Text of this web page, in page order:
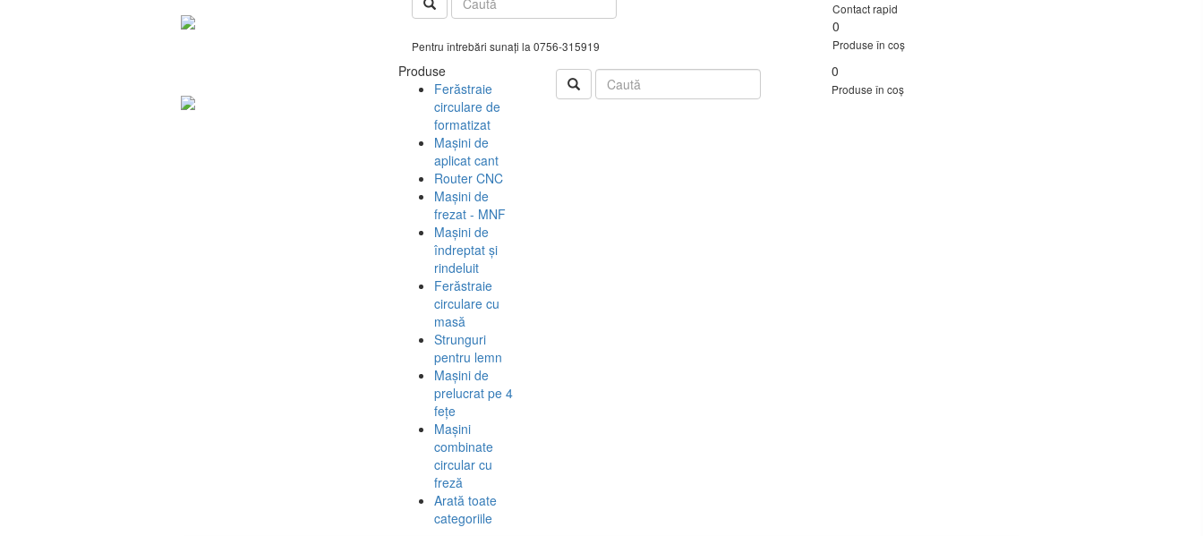
Pentru întrebări sunați la 0756-315919
Contact rapid
0
Produse în coș
Produse
Ferăstraie
circulare de
formatizat
Mașini de
aplicat cant
Router CNC
Mașini de
frezat - MNF
Mașini de
îndreptat și
rindeluit
Ferăstraie
circulare cu
masă
Strunguri
pentru lemn
Mașini de
prelucrat pe 4
fețe
Mașini
combinate
circular cu
freză
Arată toate
categoriile
0
Produse în coș